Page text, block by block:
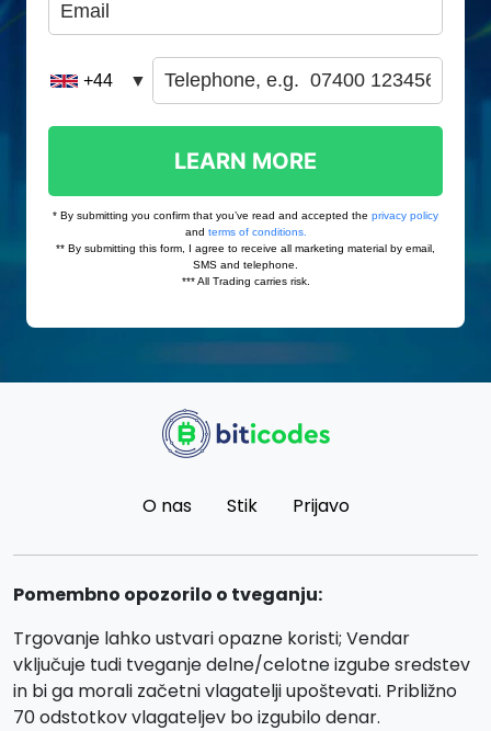
O nas Stik Prijavo
Pomembno opozorilo o tveganju:
Trgovanje lahko ustvari opazne koristi; Vendar
vključuje tudi tveganje delne/celotne izgube sredstev
in bi ga morali začetni vlagatelji upoštevati. Približno
70 odstotkov vlagateljev bo izgubilo denar.